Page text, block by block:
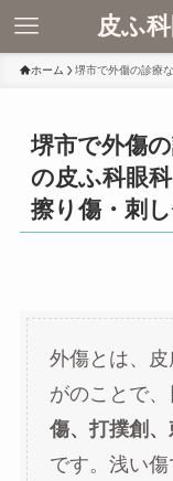
皮ふ
ホーム 堺市で外傷の診療
堺市で外傷
の皮ふ科眼
擦り傷・刺
外傷とは、
がのことで
傷、打撲創
です。浅い